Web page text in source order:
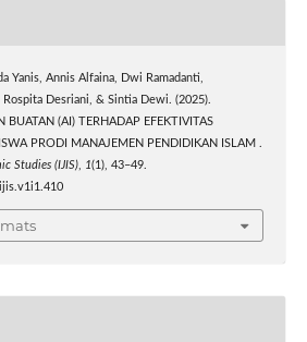
Yanis, Annis Alfaina, Dwi Ramadanti,
Desriani, & Sintia Dewi. (2025).
BUATAN (AI) TERHADAP EFEKTIVITAS
PRODI MANAJEMEN PENDIDIKAN ISLAM .
Studies (IJIS), 1(1), 43–49.